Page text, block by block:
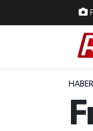
Yurttan
Rize
Rize Trafik